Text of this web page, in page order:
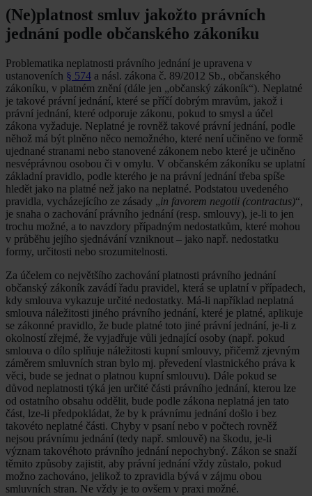
(Ne)platnost smluv jakožto právních
jednání podle občanského zákoníku
Problematika neplatnosti právního jednání je upravena v
ustanoveních § 574 a násl. zákona č. 89/2012 Sb., občanského
zákoníku, v platném znění (dále jen „občanský zákoník“). Neplatné
je takové právní jednání, které se příčí dobrým mravům, jakož i
právní jednání, které odporuje zákonu, pokud to smysl a účel
zákona vyžaduje. Neplatné je rovněž takové právní jednání, podle
něhož má být plněno něco nemožného, které není učiněno ve formě
ujednané stranami nebo stanovené zákonem nebo které je učiněno
nesvéprávnou osobou či v omylu. V občanském zákoníku se uplatní
základní pravidlo, podle kterého je na právní jednání třeba spíše
hledět jako na platné než jako na neplatné. Podstatou uvedeného
pravidla, vycházejícího ze zásady „in favorem negotii (contractus)“,
je snaha o zachování právního jednání (resp. smlouvy), je-li to jen
trochu možné, a to navzdory případným nedostatkům, které mohou
v průběhu jejího sjednávání vzniknout – jako např. nedostatku
formy, určitosti nebo srozumitelnosti.
Za účelem co největšího zachování platnosti právního jednání
občanský zákoník zavádí řadu pravidel, která se uplatní v případech,
kdy smlouva vykazuje určité nedostatky. Má-li například neplatná
smlouva náležitosti jiného právního jednání, které je platné, aplikuje
se zákonné pravidlo, že bude platné toto jiné právní jednání, je-li z
okolností zřejmé, že vyjadřuje vůli jednající osoby (např. pokud
smlouva o dílo splňuje náležitosti kupní smlouvy, přičemž zjevným
záměrem smluvních stran bylo mj. převedení vlastnického práva k
věci, bude se jednat o platnou kupní smlouvu). Dále pokud se
důvod neplatnosti týká jen určité části právního jednání, kterou lze
od ostatního obsahu oddělit, bude podle zákona neplatná jen tato
část, lze-li předpokládat, že by k právnímu jednání došlo i bez
takovéto neplatné části. Chyby v psaní nebo v počtech rovněž
nejsou právnímu jednání (tedy např. smlouvě) na škodu, je-li
význam takovéhoto právního jednání nepochybný. Zákon se snaží
těmito způsoby zajistit, aby právní jednání vždy zůstalo, pokud
možno zachováno, jelikož to zpravidla bývá v zájmu obou
smluvních stran. Ne vždy je to ovšem v praxi možné.